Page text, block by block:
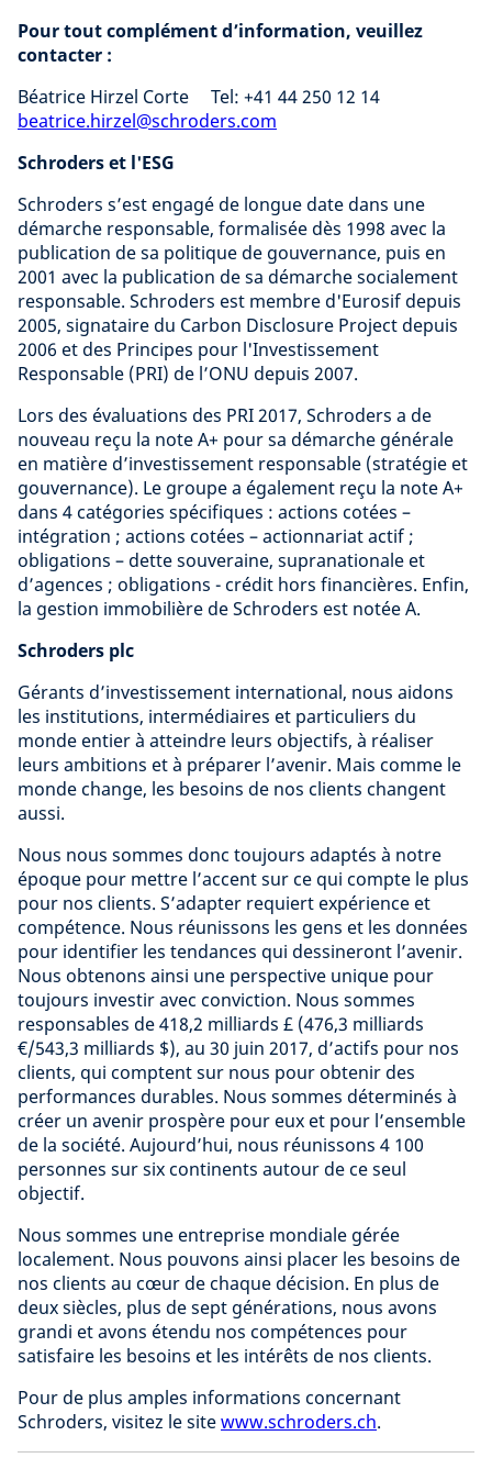
Pour tout complément d’information, veuillez
contacter :
Béatrice Hirzel Corte Tel: +41 44 250 12 14
beatrice.hirzel@schroders.com
Schroders et l'ESG
Schroders s’est engagé de longue date dans une
démarche responsable, formalisée dès 1998 avec la
publication de sa politique de gouvernance, puis en
2001 avec la publication de sa démarche socialement
responsable. Schroders est membre d'Eurosif depuis
2005, signataire du Carbon Disclosure Project depuis
2006 et des Principes pour l'Investissement
Responsable (PRI) de l’ONU depuis 2007.
Lors des évaluations des PRI 2017, Schroders a de
nouveau reçu la note A+ pour sa démarche générale
en matière d’investissement responsable (stratégie et
gouvernance). Le groupe a également reçu la note A+
dans 4 catégories spécifiques : actions cotées –
intégration ; actions cotées – actionnariat actif ;
obligations – dette souveraine, supranationale et
d’agences ; obligations - crédit hors financières. Enfin,
la gestion immobilière de Schroders est notée A.
Schroders plc
Gérants d’investissement international, nous aidons
les institutions, intermédiaires et particuliers du
monde entier à atteindre leurs objectifs, à réaliser
leurs ambitions et à préparer l’avenir. Mais comme le
monde change, les besoins de nos clients changent
aussi.
Nous nous sommes donc toujours adaptés à notre
époque pour mettre l’accent sur ce qui compte le plus
pour nos clients. S’adapter requiert expérience et
compétence. Nous réunissons les gens et les données
pour identifier les tendances qui dessineront l’avenir.
Nous obtenons ainsi une perspective unique pour
toujours investir avec conviction. Nous sommes
responsables de 418,2 milliards £ (476,3 milliards
€/543,3 milliards $), au 30 juin 2017, d’actifs pour nos
clients, qui comptent sur nous pour obtenir des
performances durables. Nous sommes déterminés à
créer un avenir prospère pour eux et pour l’ensemble
de la société. Aujourd’hui, nous réunissons 4 100
personnes sur six continents autour de ce seul
objectif.
Nous sommes une entreprise mondiale gérée
localement. Nous pouvons ainsi placer les besoins de
nos clients au cœur de chaque décision. En plus de
deux siècles, plus de sept générations, nous avons
grandi et avons étendu nos compétences pour
satisfaire les besoins et les intérêts de nos clients.
Pour de plus amples informations concernant
Schroders, visitez le sitewww.schroders.ch.